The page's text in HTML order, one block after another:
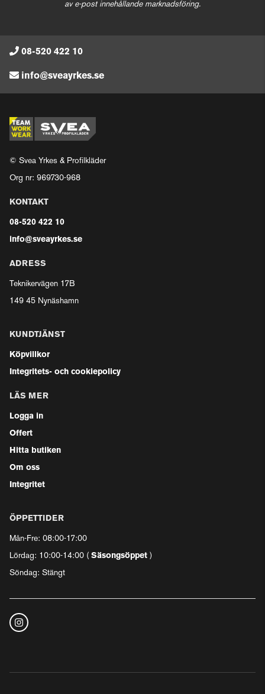
av e-post innehållande marknadsföring.
08-520 422 10
info@sveayrkes.se
© Svea Yrkes & Profilkläder
Org nr: 969730-968
KONTAKT
08-520 422 10
info@sveayrkes.se
ADRESS
Teknikervägen 17B
149 45 Nynäshamn
KUNDTJÄNST
Köpvillkor
Integritets- och cookiepolicy
LÄS MER
Logga in
Offert
Hitta butiken
Om oss
Integritet
ÖPPETTIDER
Mån-Fre: 08:00-17:00
Lördag: 10:00-14:00 ( Säsongsöppet )
Söndag: Stängt